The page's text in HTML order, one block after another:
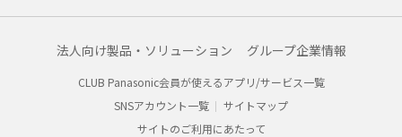
法人向け製品・ソリューション グループ企業情報
CLUB Panasonic会員が使えるアプリ/サービス一覧
SNSアカウント一覧
サイトマップ
サイトのご利用にあたって